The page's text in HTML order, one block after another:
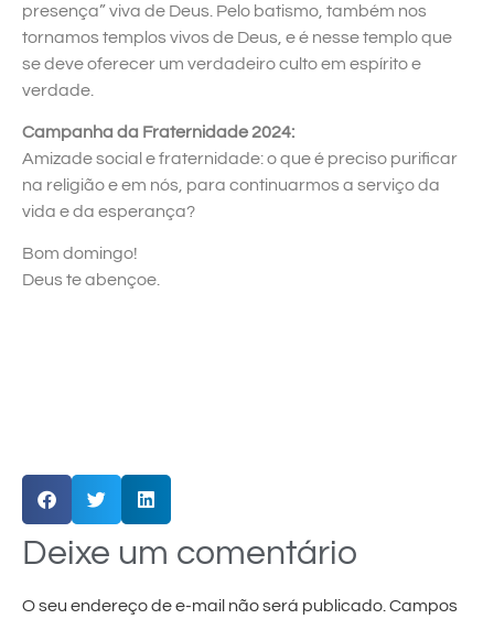
presença” viva de Deus. Pelo batismo, também nos
tornamos templos vivos de Deus, e é nesse templo que
se deve oferecer um verdadeiro culto em espírito e
verdade.
Campanha da Fraternidade 2024:
Amizade social e fraternidade: o que é preciso purificar
na religião e em nós, para continuarmos a serviço da
vida e da esperança?
Bom domingo!
Deus te abençoe.
Deixe um comentário
O seu endereço de e-mail não será publicado. Campos